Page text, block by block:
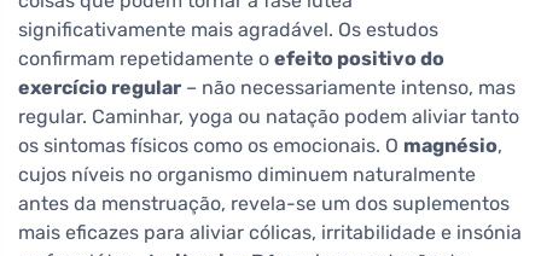
significativamente mais agradável. Os estudos
confirmam repetidamente o efeito positivo do
exercício regular – não necessariamente intenso, mas
regular. Caminhar, yoga ou natação podem aliviar tanto
os sintomas físicos como os emocionais. O magnésio,
cujos níveis no organismo diminuem naturalmente
antes da menstruação, revela-se um dos suplementos
mais eficazes para aliviar cólicas, irritabilidade e insónia